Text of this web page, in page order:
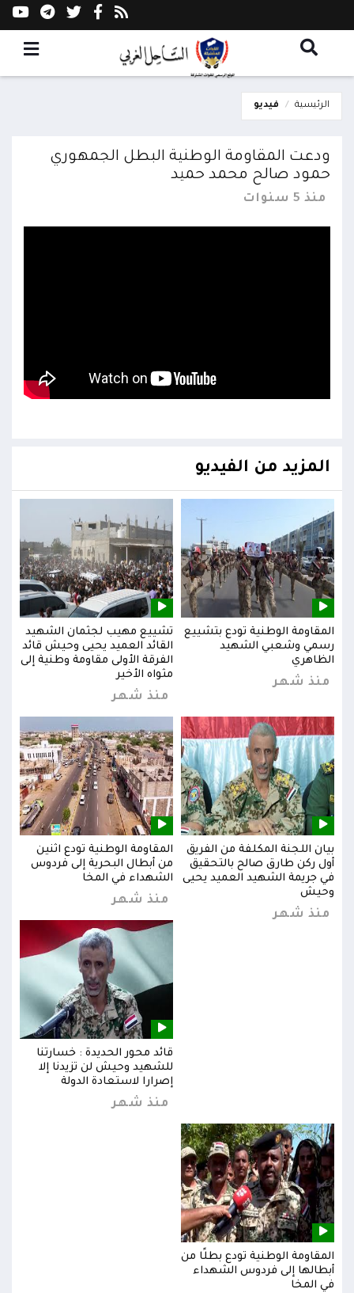
الرئيسية فيديو
ودعت المقاومة الوطنية البطل الجمهوري
حمود صالح محمد حميد
منذ 5 سنوات
المزيد من الفيديو
المقاومة الوطنية تودع بتشييع
رسمي وشعبي الشهيد
الظاهري
منذ شهر
تشييع مهيب لجثمان الشهيد
القائد العميد يحيى وحيش قائد
الفرقة الأولى مقاومة وطنية إلى
مثواه الأخير
منذ شهر
بيان اللجنة المكلفة من الفريق
أول ركن طارق صالح بالتحقيق
في جريمة الشهيد العميد يحيى
وحيش
منذ شهر
المقاومة الوطنية تودع اثنين
من أبطال البحرية إلى فردوس
الشهداء في المخا
منذ شهر
قائد محور الحديدة : خسارتنا
للشهيد وحيش لن تزيدنا إلا
إصرارا لاستعادة الدولة
منذ شهر
المقاومة الوطنية تودع بطلًا من
أبطالها إلى فردوس الشهداء
في المخا